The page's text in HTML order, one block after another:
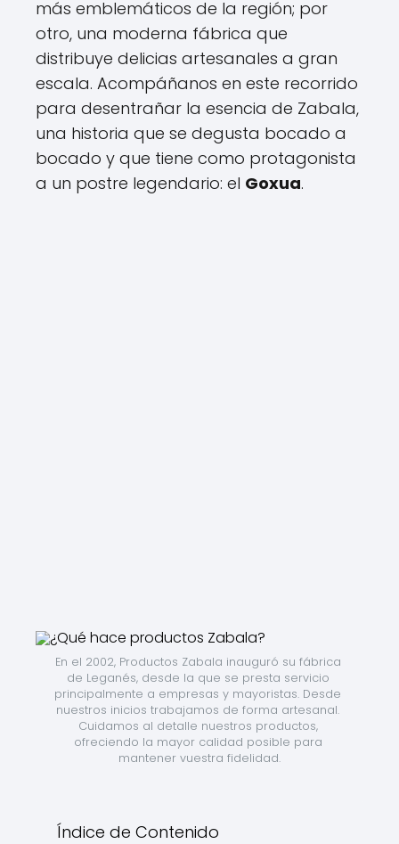
más emblemáticos de la región; por
otro, una moderna fábrica que
distribuye delicias artesanales a gran
escala. Acompáñanos en este recorrido
para desentrañar la esencia de Zabala,
una historia que se degusta bocado a
bocado y que tiene como protagonista
a un postre legendario: el Goxua.
En el 2002, Productos Zabala inauguró su fábrica
de Leganés, desde la que se presta servicio
principalmente a empresas y mayoristas. Desde
nuestros inicios trabajamos de forma artesanal.
Cuidamos al detalle nuestros productos,
ofreciendo la mayor calidad posible para
mantener vuestra fidelidad.
Índice de Contenido